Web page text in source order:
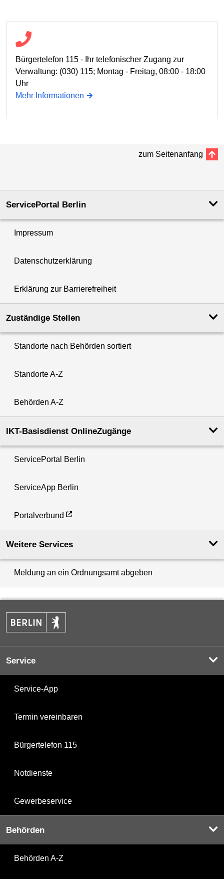
Bürgertelefon 115 - Ihr telefonischer Zugang zur
Verwaltung: (030) 115; Montag - Freitag, 08:00 - 18:00
Uhr
Mehr Informationen
zum Seitenanfang
ServicePortal Berlin
Impressum
Datenschutzerklärung
Erklärung zur Barrierefreiheit
Zuständige Stellen
Standorte nach Behörden sortiert
Standorte A-Z
Behörden A-Z
IKT-Basisdienst OnlineZugänge
ServicePortal Berlin
ServiceApp Berlin
Portalverbund
Weitere Services
Meldung an ein Ordnungsamt abgeben
Service
Service-App
Termin vereinbaren
Bürgertelefon 115
Notdienste
Gewerbeservice
Behörden
Behörden A-Z